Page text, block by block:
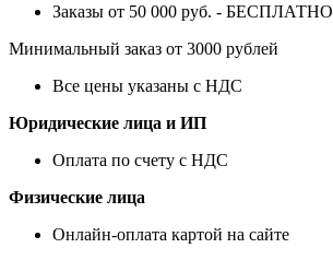
Заказы от 50 000 руб. - БЕСПЛАТНО
Минимальный заказ от 3000 рублей
Все цены указаны с НДС
Юридические лица и ИП
Оплата по счету с НДС
Физические лица
Онлайн-оплата картой на сайте